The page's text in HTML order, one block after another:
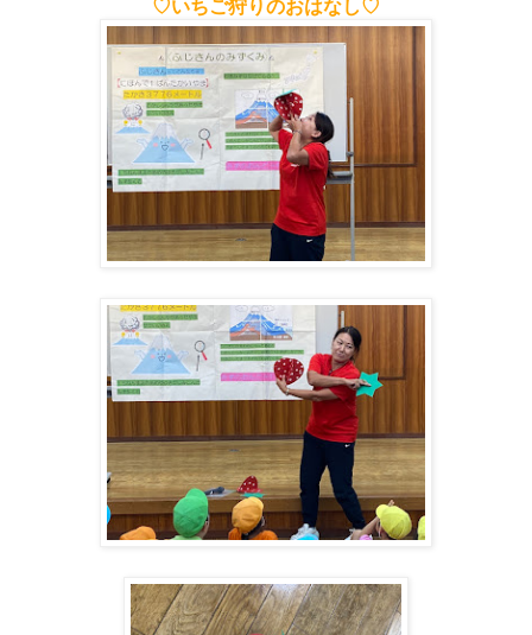
♡いちご狩りのおはなし♡